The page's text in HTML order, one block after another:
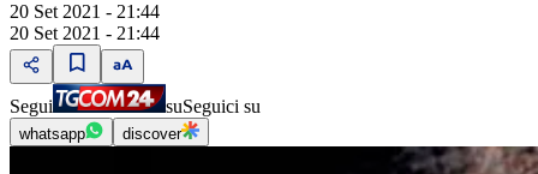
20 Set 2021 - 21:44
20 Set 2021 - 21:44
Segui suSeguici su
whatsapp discover